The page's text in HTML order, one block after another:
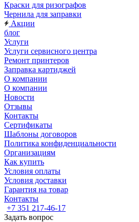
Краски для ризографов
Чернила для заправки
Акции
блог
Услуги
Услуги сервисного центра
Ремонт принтеров
Заправка картиджей
О компании
О компании
Новости
Отзывы
Контакты
Сертификаты
Шаблоны договоров
Политика конфиденциальности
Организациям
Как купить
Условия оплаты
Условия доставки
Гарантия на товар
Контакты
+7 351 217-46-17
Задать вопрос